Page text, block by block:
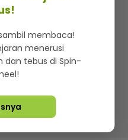
Dasar Privasi
hot, viral dan sensasi
Star Media Group Berhad
membaca!
menerusi
dan tebus di Spin-